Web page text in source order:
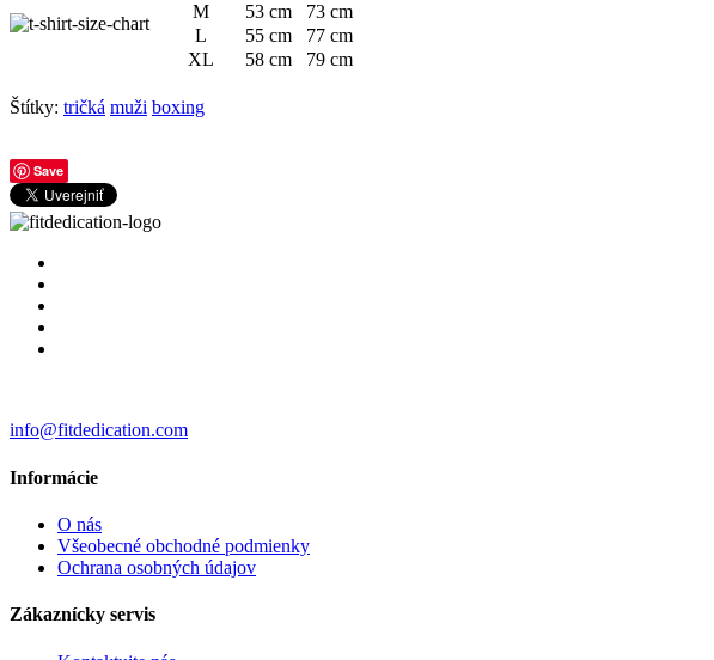
M
53 cm
73 cm
L
55 cm
77 cm
XL
58 cm 79 cm
Štítky: tričká muži boxing
Save
info@fitdedication.com
Informácie
O nás
Všeobecné obchodné podmienky
Ochrana osobných údajov
Zákaznícky servis